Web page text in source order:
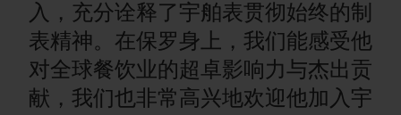
入，充分诠释了宇舶表贯彻始终的制
表精神。在保罗身上，我们能感受他
对全球餐饮业的超卓影响力与杰出贡
献，我们也非常高兴地欢迎他加入宇